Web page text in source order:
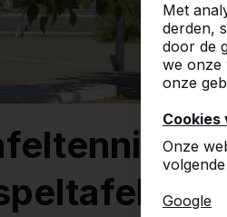
Met
derden,
door de
we onze
onze
Cookies
Onze
Google